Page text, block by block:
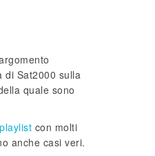
di Sat2000 sulla
quale sono
con molti
anche casi veri.